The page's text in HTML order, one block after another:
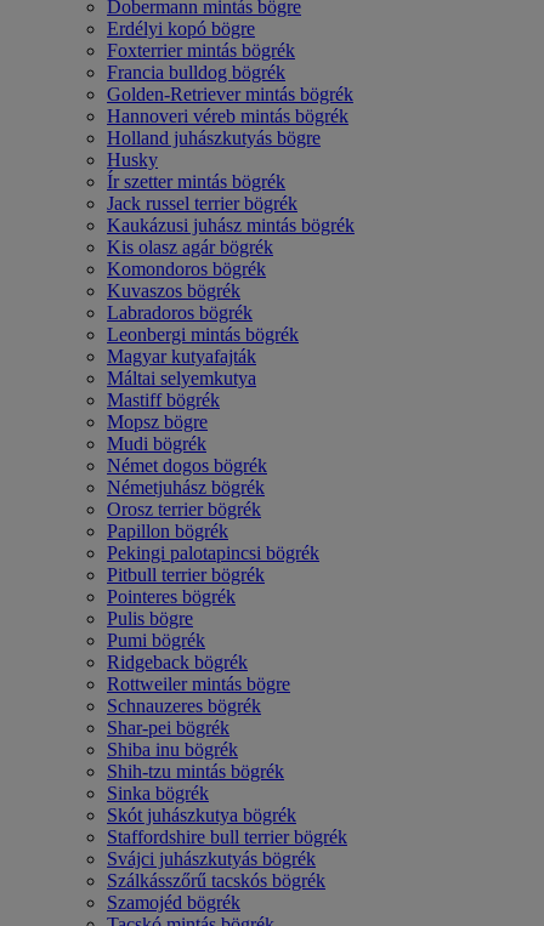
Dobermann mintás bögre
Erdélyi kopó bögre
Foxterrier mintás bögrék
Francia bulldog bögrék
Golden-Retriever mintás bögrék
Hannoveri véreb mintás bögrék
Holland juhászkutyás bögre
Husky
Ír szetter mintás bögrék
Jack russel terrier bögrék
Kaukázusi juhász mintás bögrék
Kis olasz agár bögrék
Komondoros bögrék
Kuvaszos bögrék
Labradoros bögrék
Leonbergi mintás bögrék
Magyar kutyafajták
Máltai selyemkutya
Mastiff bögrék
Mopsz bögre
Mudi bögrék
Német dogos bögrék
Németjuhász bögrék
Orosz terrier bögrék
Papillon bögrék
Pekingi palotapincsi bögrék
Pitbull terrier bögrék
Pointeres bögrék
Pulis bögre
Pumi bögrék
Ridgeback bögrék
Rottweiler mintás bögre
Schnauzeres bögrék
Shar-pei bögrék
Shiba inu bögrék
Shih-tzu mintás bögrék
Sinka bögrék
Skót juhászkutya bögrék
Staffordshire bull terrier bögrék
Svájci juhászkutyás bögrék
Szálkásszőrű tacskós bögrék
Szamojéd bögrék